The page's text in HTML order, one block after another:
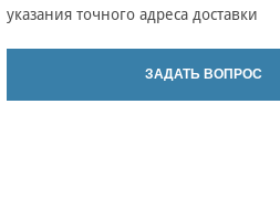
указания точного адреса доставки
ЗАДАТЬ ВОПРОС